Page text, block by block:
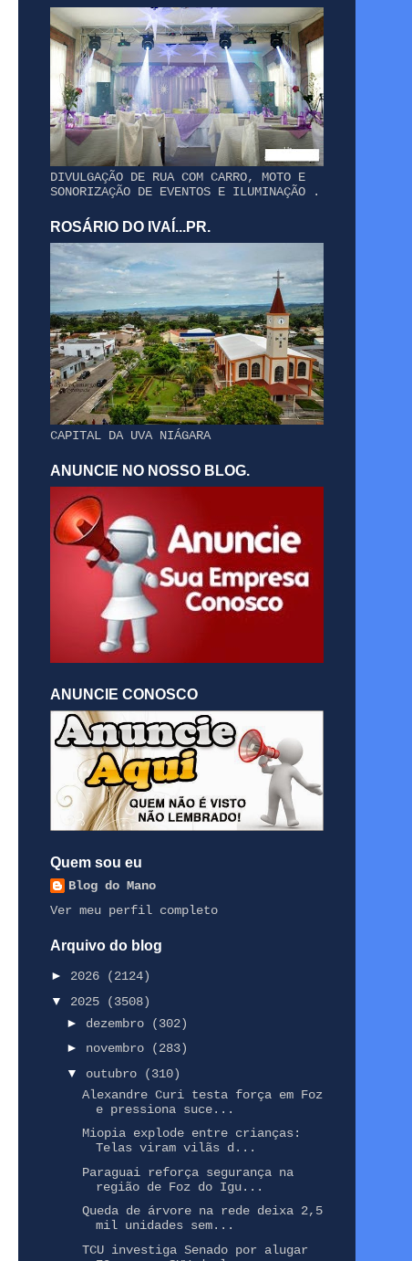
DIVULGAÇÃO DE RUA COM CARRO, MOTO E
SONORIZAÇÃO DE EVENTOS E ILUMINAÇÃO .
ROSÁRIO DO IVAÍ...PR.
CAPITAL DA UVA NIÁGARA
ANUNCIE NO NOSSO BLOG.
ANUNCIE CONOSCO
Quem sou eu
Blog do Mano
Ver meu perfil completo
Arquivo do blog
► 2026
(2124)
▼ 2025
(3508)
► dezembro
(302)
► novembro
(283)
▼ outubro
(310)
Alexandre Curi testa força em Foz
e pressiona suce...
Miopia explode entre crianças:
Telas viram vilãs d...
Paraguai reforça segurança na
região de Foz do Igu...
Queda de árvore na rede deixa 2,5
mil unidades sem...
TCU investiga Senado por alugar